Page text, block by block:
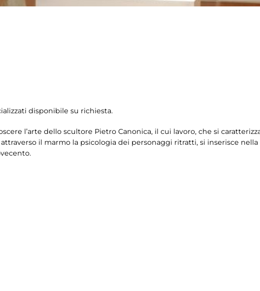
disponibile su richiesta.
l’arte dello scultore Pietro Canonica, il cui lavoro, che si
il marmo la psicologia dei personaggi ritratti, si inserisce nella